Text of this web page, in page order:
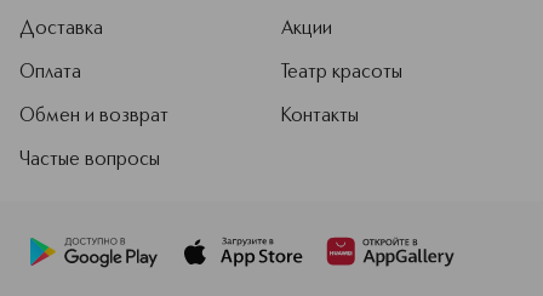
Доставка
Оплата
Обмен и возврат
Частые вопросы
Акции
Театр красоты
Контакты